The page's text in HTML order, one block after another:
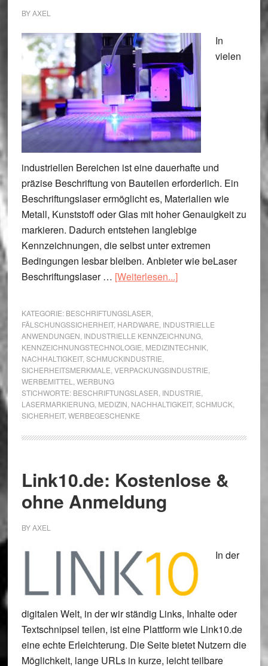
BYAXEL
In
vielen
industriellen Bereichen ist eine dauerhafte und
präzise Beschriftung von Bauteilen erforderlich. Ein
Beschriftungslaser ermöglicht es, Materialien wie
Metall, Kunststoff oder Glas mit hoher Genauigkeit zu
markieren. Dadurch entstehen langlebige
Kennzeichnungen, die selbst unter extremen
Bedingungen lesbar bleiben. Anbieter wie beLaser
Beschriftungslaser … [Weiterlesen...]ÜberFür
ist
ein
Beschriftungslaser
sinnvoll?
KATEGORIE: BESCHRIFTUNGSLASER
FÄLSCHUNGSSICHERHEIT, HARDWARE INDUSTRIELLE
ANWENDUNGEN INDUSTRIELLE KENNZEICHNUNG,
KENNZEICHNUNGSTECHNOLOGIE MEDIZINTECHNIK,
NACHHALTIGKEIT, SCHMUCKINDUSTRIE
SICHERHEITSMERKMALE VERPACKUNGSINDUSTRIE
WERBEMITTEL
WERBUNG
STICHWORTE: BESCHRIFTUNGSLASER INDUSTRIE
LASERMARKIERUNG, MEDIZIN NACHHALTIGKEIT, SCHMUCK,
SICHERHEIT, WERBEGESCHENKE
Link10.de: Kostenlose &
ohne Anmeldung
BYAXEL
In der
digitalen Welt, in der wir ständig Links, Inhalte oder
Textschnipsel teilen, ist eine Plattform wie Link10.de
eine echte Erleichterung. Die Seite bietet Nutzern die
Möglichkeit, lange URLs in kurze, leicht teilbare